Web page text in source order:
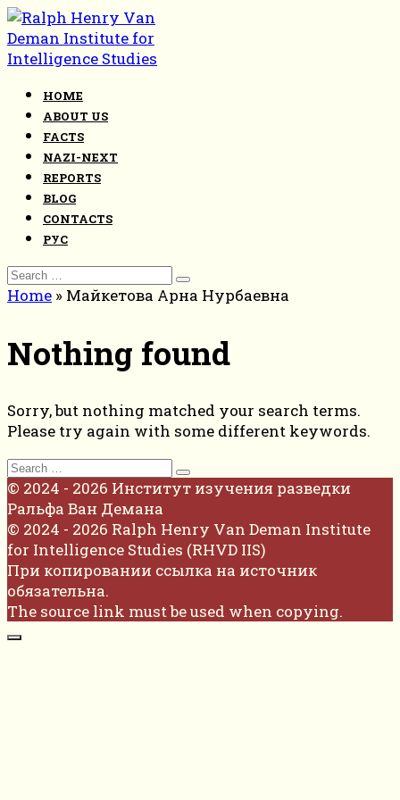
Skip
to
content
HOME
ABOUT US
FACTS
NAZI-NEXT
REPORTS
BLOG
CONTACTS
РУС
Search
for:
Home » Майкетова Арна Нурбаевна
Nothing found
Sorry, but nothing matched your search terms.
Please try again with some different keywords.
Search
for:
© 2024 - 2026 Институт изучения разведки
Ральфа Ван Демана
© 2024 - 2026 Ralph Henry Van Deman Institute
for Intelligence Studies (RHVD IIS)
При копировании ссылка на источник
обязательна.
The source link must be used when copying.